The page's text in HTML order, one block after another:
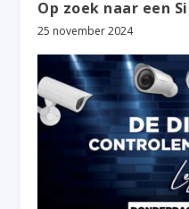
Op zoek naar een
25 november 2024